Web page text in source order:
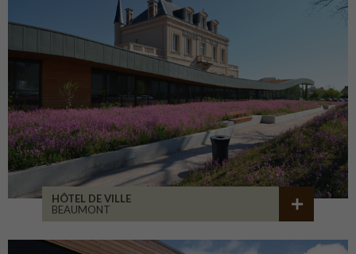
HÔTEL DE VILLE
BEAUMONT